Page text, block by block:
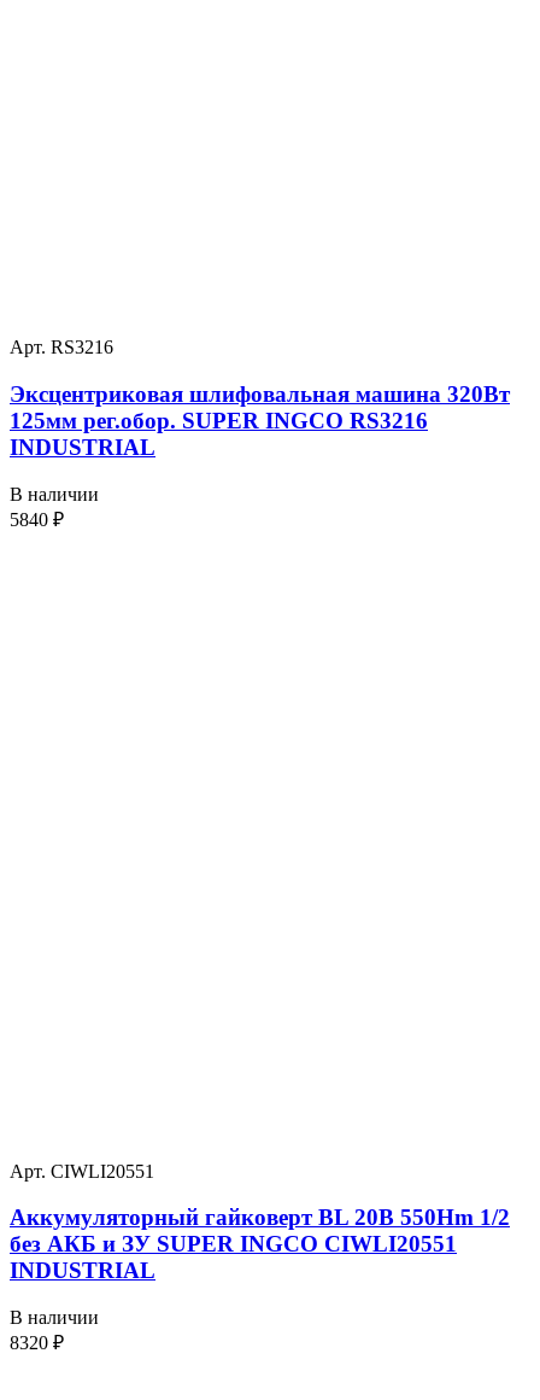
Арт. RS3216
Эксцентриковая шлифовальная машина 320Вт
125мм рег.обор. SUPER INGCO RS3216
INDUSTRIAL
В наличии
5840 ₽
Арт. CIWLI20551
Аккумуляторный гайковерт BL 20В 550Hm 1/2
без АКБ и ЗУ SUPER INGCO CIWLI20551
INDUSTRIAL
В наличии
8320 ₽